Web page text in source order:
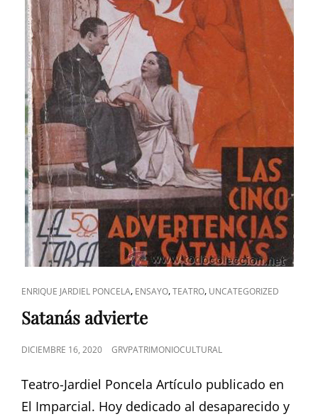
ENLACES
DE
CATEGORÍAS
ENRIQUE JARDIEL PONCELA, ENSAYO,TEATRO, UNCATEGORIZED
Satanás advierte
PUBLICADO
DICIEMBRE 16, 2020 GRVPATRIMONIOCULTURAL
Teatro-Jardiel Poncela Artículo publicado en
El Imparcial. Hoy dedicado al desaparecido y